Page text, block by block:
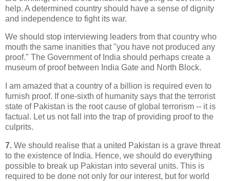
help. A determined country should have a sense of dignity
and independence to fight its war.
We should stop interviewing leaders from that country who
mouth the same inanities that "you have not produced any
proof." The Government of India should perhaps create a
museum of proof between India Gate and North Block.
I am amazed that a country of a billion is required even to
furnish proof. If one-sixth of humanity says that the terrorist
state of Pakistan is the root cause of global terrorism -- it is
factual. Let us not fall into the trap of providing proof to the
culprits.
7. We should realise that a united Pakistan is a grave threat
to the existence of India. Hence, we should do everything
possible to break up Pakistan into several units. This is
required to be done not only for our interest, but for world